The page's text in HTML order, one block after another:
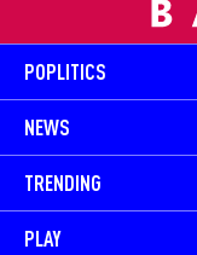
POPLITICS
NEWS
TRENDING
PLAY